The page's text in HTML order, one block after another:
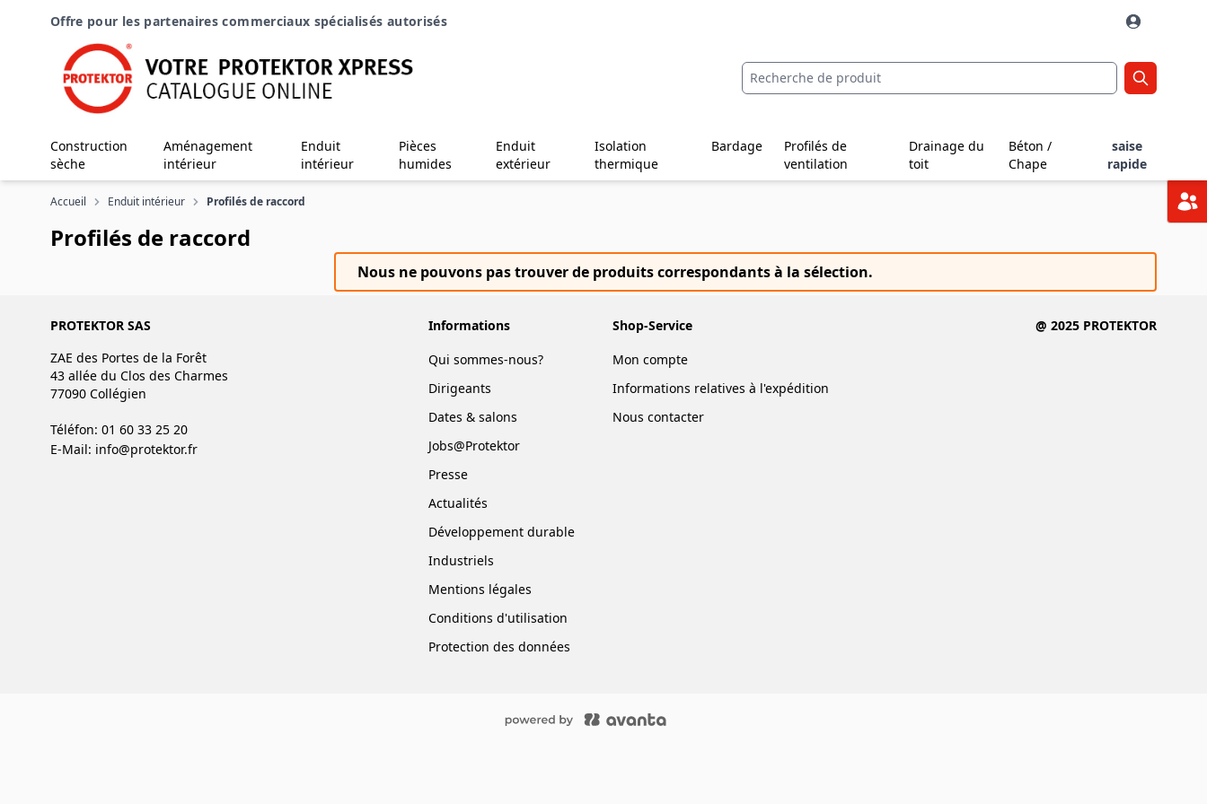
Offre pour les partenaires commerciaux spécialisés autorisés
Construction
sèche
Aménagement
intérieur
Enduit
intérieur
Pièces
humides
Enduit
extérieur
Isolation
thermique
Bardage
Profilés de
ventilation
Drainage du
toit
Béton /
Chape
saise
rapide
Accueil Enduit intérieur Profilés de raccord
Profilés de raccord
Nous ne pouvons pas trouver de produits correspondants à la sélection.
PROTEKTOR SAS
ZAE des Portes de la Forêt
43 allée du Clos des Charmes
77090 Collégien
Téléfon: 01 60 33 25 20
E-Mail: info@protektor.fr
Informations
Qui sommes-nous?
Dirigeants
Dates & salons
Jobs@Protektor
Presse
Actualités
Développement durable
Industriels
Mentions légales
Conditions d'utilisation
Protection des données
Shop-Service
Mon compte
Informations relatives à l'expédition
Nous contacter
@ 2025 PROTEKTOR